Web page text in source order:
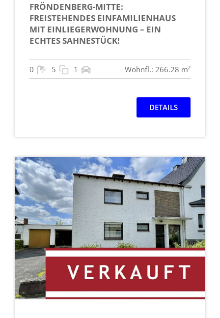
FRÖNDENBERG-MITTE:
FREISTEHENDES EINFAMILIENHAUS
MIT EINLIEGERWOHNUNG – EIN
ECHTES SAHNESTÜCK!
0 5 1 Wohnfl.: 266.28 m²
DETAILS